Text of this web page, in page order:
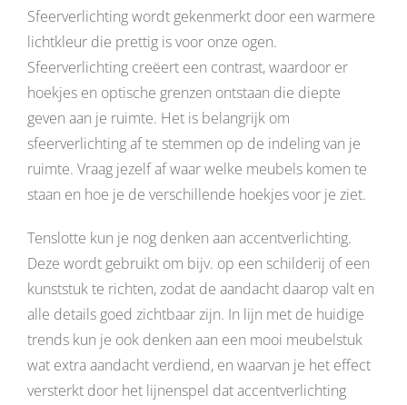
Sfeerverlichting wordt gekenmerkt door een warmere
lichtkleur die prettig is voor onze ogen.
Sfeerverlichting creëert een contrast, waardoor er
hoekjes en optische grenzen ontstaan die diepte
geven aan je ruimte. Het is belangrijk om
sfeerverlichting af te stemmen op de indeling van je
ruimte. Vraag jezelf af waar welke meubels komen te
staan en hoe je de verschillende hoekjes voor je ziet.
Tenslotte kun je nog denken aan accentverlichting.
Deze wordt gebruikt om bijv. op een schilderij of een
kunststuk te richten, zodat de aandacht daarop valt en
alle details goed zichtbaar zijn. In lijn met de huidige
trends kun je ook denken aan een mooi meubelstuk
wat extra aandacht verdiend, en waarvan je het effect
versterkt door het lijnenspel dat accentverlichting